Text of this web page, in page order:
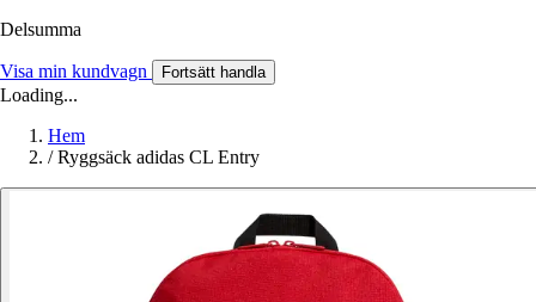
Delsumma
Visa min kundvagn Fortsätt handla
Loading...
Hem
/ Ryggsäck adidas CL Entry